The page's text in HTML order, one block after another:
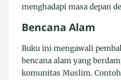
menghadapi masa depan
Bencana Alam
Buku ini mengawali
bencana alam yang
komunitas Muslim.